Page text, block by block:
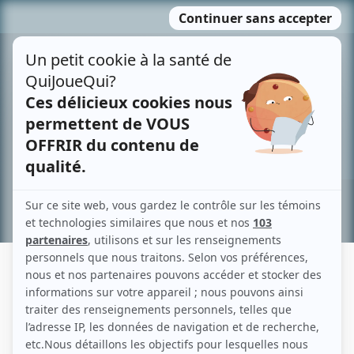
MENU
contenu
Recherche avancée »
QUENTIN FACHON
Liens
Fiche de Quentin Fachon sur Showbizz.net